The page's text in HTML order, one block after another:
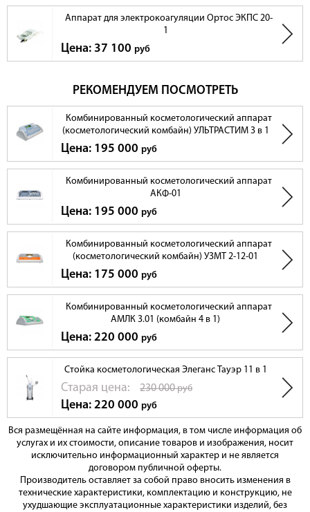
Аппарат для электрокоагуляции Ортос ЭКПС 20-
1
Цена: 37 100 руб
РЕКОМЕНДУЕМ ПОСМОТРЕТЬ
Комбинированный косметологический аппарат
(косметологический комбайн) УЛЬТРАСТИМ 3 в 1
Цена: 195 000 руб
Комбинированный косметологический аппарат
АКФ-01
Цена: 195 000 руб
Комбинированный косметологический аппарат
(косметологический комбайн) УЗМТ 2-12-01
Цена: 175 000 руб
Комбинированный косметологический аппарат
АМЛК 3.01 (комбайн 4 в 1)
Цена: 220 000 руб
Стойка косметологическая Элеганс Тауэр 11 в 1
Cтарая цена: 230 000руб
Цена: 220 000 руб
Вся размещённая на сайте информация, в том числе информация об
услугах и их стоимости, описание товаров и изображения, носит
исключительно информационный характер и не является
договором публичной оферты.
Производитель оставляет за собой право вносить изменения в
технические характеристики, комплектацию и конструкцию, не
ухудшающие эксплуатационные характеристики изделий, без